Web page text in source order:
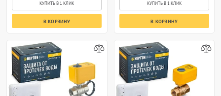
КУПИТЬ В 1 КЛИК
В КОРЗИНУ
КУПИТЬ В 1 КЛИК
В КОРЗИНУ